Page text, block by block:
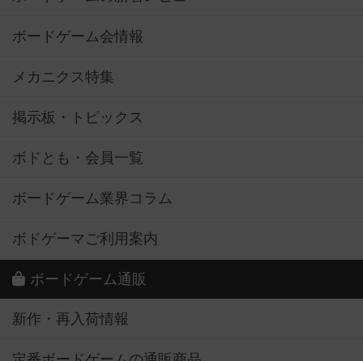
メカニクス特集
掲示板・トピックス
ボドとも・会員一覧
ボードゲーム業界コラム
ボドゲーマご利用案内
ボードゲーム通販
新作・再入荷情報
定番ボードゲームの通販商品
国産ボードゲームの通販商品